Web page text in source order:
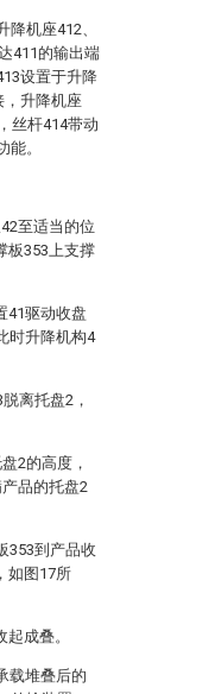
机座412、
411的输出端
设置于升降
，升降机座
丝杆414带动
。
至适当的位
板353上支撑
41驱动收盘
时升降机构4
离托盘2，
2的高度，
品的托盘2
353到产品收
如图17所
成叠。
载堆叠后的